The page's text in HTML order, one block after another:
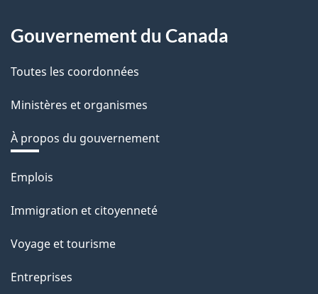
Gouvernement du Canada
Toutes les coordonnées
Ministères et organismes
À propos du gouvernement
Thèmes
sujets
Emplois
Immigration et citoyenneté
Voyage et tourisme
Entreprises